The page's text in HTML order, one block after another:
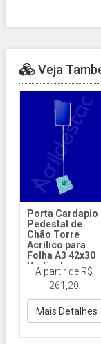
Veja
Porta Cardapio
Pedestal de
Chão Torre
Acrilico para
Folha A3 42x30
Vertical
DY33 A3 42x30
reto Vert
A partir de R$
261,20
Mais Detalhes